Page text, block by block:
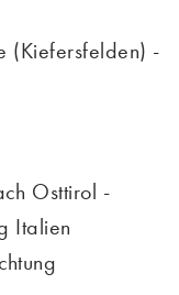
(Kiefersfelden) -
Osttirol -
Italien